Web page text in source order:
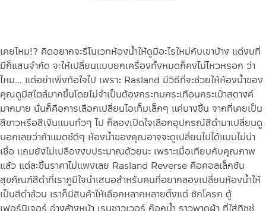
เคยไหม!? คิดอยากจะรีโนเวทห้องน้ำให้ดูมีอะไรใหม่กับเขาบ้าง แต่งบที่
มีก็แสนจำกัด จะให้เปลี่ยนแบบยกเครื่องทั้งหมดก็คงไม่ไหวหรอก ว่า
ไหม… แต่อย่าเพิ่งท้อใจไป เพราะ Rasland มีวิธีที่จะช่วยให้ห้องน้ำของ
คุณดูมีสไตล์มากขึ้นโดยไม่จำเป็นต้องกระทบกระเทือนกระเป๋าสตางค์
มากมาย นั่นก็คือการเลือกเปลี่ยนไอเท็มเล็กๆ แค่บางชิ้น จากที่เคยเป็น
สีขาวหรือสีเงินแบบทั่วๆ ไป ก็ลองเปิดใจเลือกอุปกรณ์สีดำมาเปลี่ยนดู
บอกเลยว่าถ้าแมตช์ดีๆ ห้องน้ำของคุณอาจจะดูเปลี่ยนไปได้แบบไม่น่า
เชื่อ แถมยังไม่เปลืองงบประมาณด้วยนะ เพราะเมื่อเทียบกับคุณภาพ
แล้ว แต่ละชิ้นราคาไม่แพงเลย Rasland Reverse คือคอลเล็กชัน
สุขภัณฑ์สีดำที่เราภูมิใจนำเสนอสำหรับคนที่อยากลองเปลี่ยนห้องน้ำให้
เป็นสีดำล้วน เราก็มีสินค้าให้เลือกหลากหลายตั้งแต่ ชักโครก ตู้
เฟอร์นิเจอร์ อ่างล้างหน้า เรนชาวเวอร์ ก๊อกน้ำ ราวพาดผ้า ที่ใส่ทิชชู่